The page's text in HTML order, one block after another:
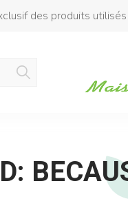
des produits